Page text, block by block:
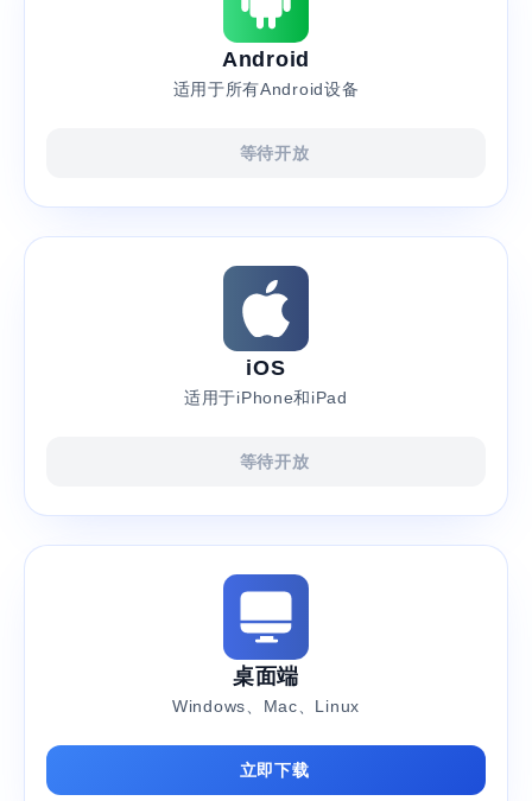
Android
适用于所有Android设备
等待开放
iOS
适用于iPhone和iPad
等待开放
桌面端
Windows、Mac、Linux
立即下载